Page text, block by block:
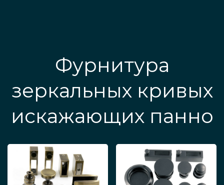
Фурнитура
зеркальных кривых
искажающих панно